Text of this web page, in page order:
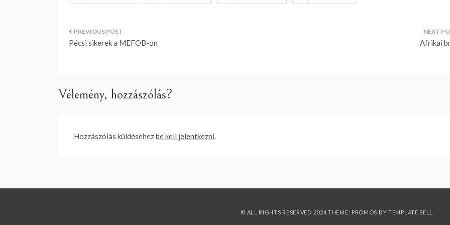
Bejegyzés
Pécsi sikerek a MEFOB-on Afrikai
Vélemény, hozzászólás?
Hozzászólás küldéséhezbe kell jelentkezni.
© ALL RIGHTS RESERVED 2024 THEME: PROMOS BY TEMPLATE SELL